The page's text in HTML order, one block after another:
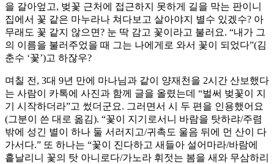
을 갈아엎고, 벚꽃 근처에 접근하지 못하게 길을 막는 판이니
집에서 꽃 같은 마누라나 쳐다보고 살아야지 별수 있겠수? 아
무래도 꽃 같지 않으면? 눈 딱 감고 꽃이라고 불러요. “내가 그
의 이름을 불러주었을 때 그는 나에게로 와서 꽃이 되었다”(김
춘수 ‘꽃’)고 하잖우?
며칠 전, 3대 9년 만에 마나님과 같이 양재천을 2시간 산보했다
는 사람이 카톡에 사진과 함께 글을 올렸는데 “벌써 벚꽃이 지
기 시작하더라”고 썼더군요. 그러면서 시 두 편을 인용했어요
(그분이 쓴 대로 옮김). “꽃이 지기로서니 바람을 탓하랴/주렴
밖에 성긴 별이 하나 둘 서러지고/귀촉도 울음 뒤에 먼 산이 다
가서다.” 또 하나는 “꽃이 진다하고 새들아 설어마라/바람에
흩날리니 꽃의 탓 아니로다/가노라 휘젓는 봄을 새와 무삼하리